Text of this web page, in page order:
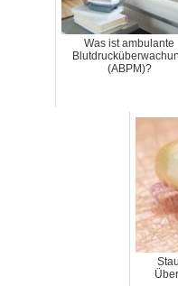
Was ist ambulante
(ABPM)?